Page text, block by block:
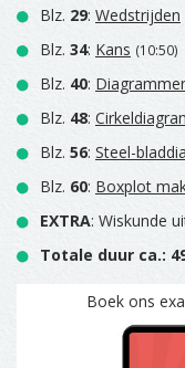
Blz. 29: Wedstrijden
Blz. 34: Kans (10:50)
Blz. 40:
Blz. 48:
Blz. 56: Steel-
Blz. 60: Boxplot
EXTRA: Wiskunde
Totale duur ca.:
Boek ons